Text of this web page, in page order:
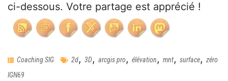
ci-dessous. Votre partage est apprécié !
Coaching SIG 2d, 3D, arcgis pro, élévation, mnt, surface, zéro
IGN69